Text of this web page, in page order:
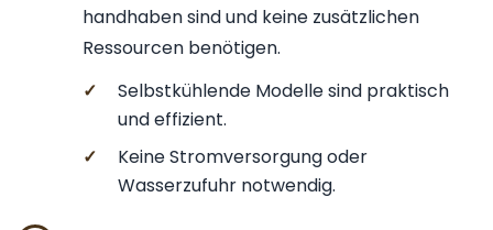
handhaben sind und keine zusätzlichen
Ressourcen benötigen.
✓
Selbstkühlende Modelle sind praktisch
und effizient.
✓
Keine Stromversorgung oder
Wasserzufuhr notwendig.